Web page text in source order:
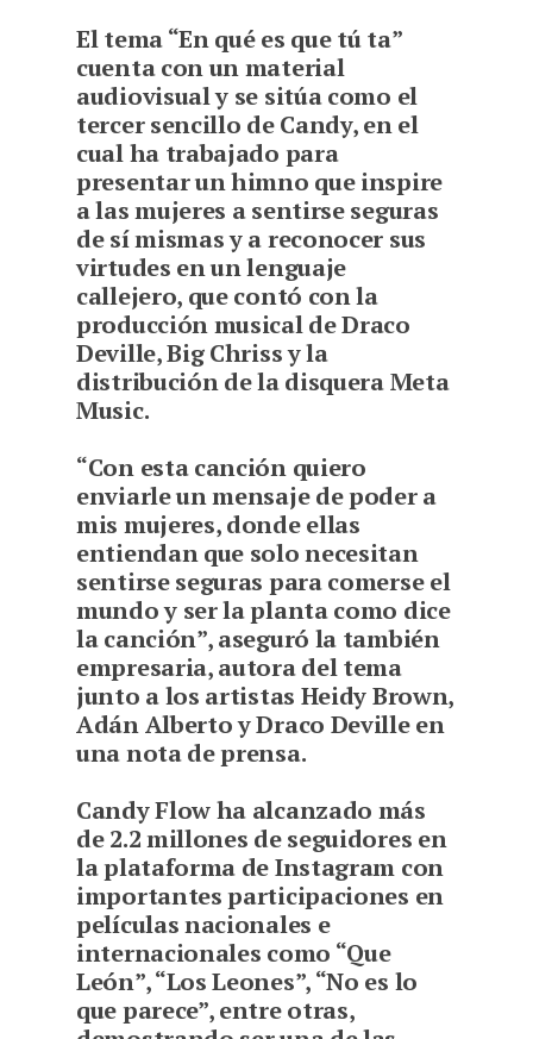
El tema “En qué es que tú ta”
cuenta con un material
audiovisual y se sitúa como el
tercer sencillo de Candy, en el
cual ha trabajado para
presentar un himno que inspire
a las mujeres a sentirse seguras
de sí mismas y a reconocer sus
virtudes en un lenguaje
callejero, que contó con la
producción musical de Draco
Deville, Big Chriss y la
distribución de la disquera Meta
Music.
“Con esta canción quiero
enviarle un mensaje de poder a
mis mujeres, donde ellas
entiendan que solo necesitan
sentirse seguras para comerse el
mundo y ser la planta como dice
la canción”, aseguró la también
empresaria, autora del tema
junto a los artistas Heidy Brown,
Adán Alberto y Draco Deville en
una nota de prensa.
Candy Flow ha alcanzado más
de 2.2 millones de seguidores en
la plataforma de Instagram con
importantes participaciones en
películas nacionales e
internacionales como “Que
León”, “Los Leones”, “No es lo
que parece”, entre otras,